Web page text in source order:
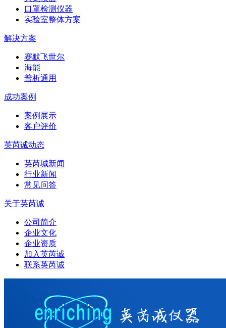
口罩检测仪器
实验室整体方案
解决方案
赛默飞世尔
海能
普析通用
成功案例
案例展示
客户评价
英芮诚动态
英芮城新闻
行业新闻
常见问答
关于英芮诚
公司简介
企业文化
企业资质
加入英芮诚
联系英芮诚